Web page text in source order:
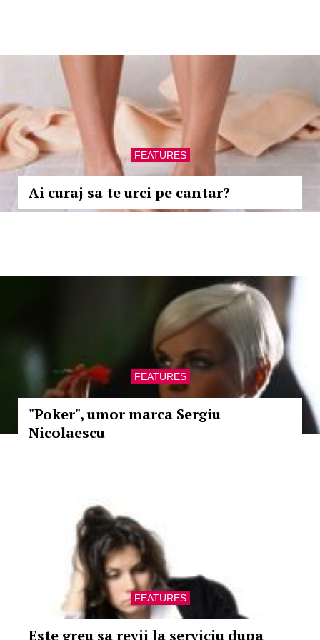
FEATURES
Ai curaj sa te urci pe cantar?
FEATURES
"Poker", umor marca Sergiu
Nicolaescu
FEATURES
Este greu sa revii la serviciu dupa